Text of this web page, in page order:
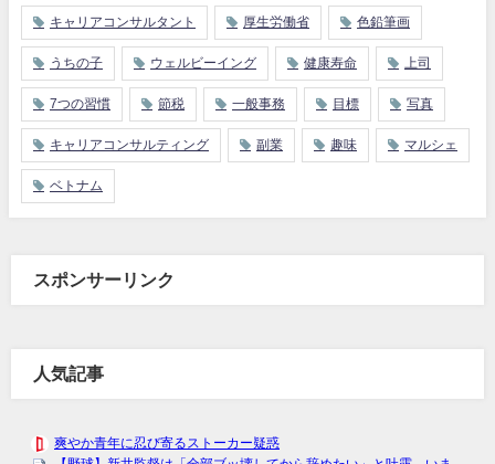
キャリアコンサルタント 厚生労働省 色鉛筆画
うちの子 ウェルビーイング 健康寿命 上司
7つの習慣 節税 一般事務 目標 写真
キャリアコンサルティング 副業 趣味 マルシェ
ベトナム
スポンサーリンク
人気記事